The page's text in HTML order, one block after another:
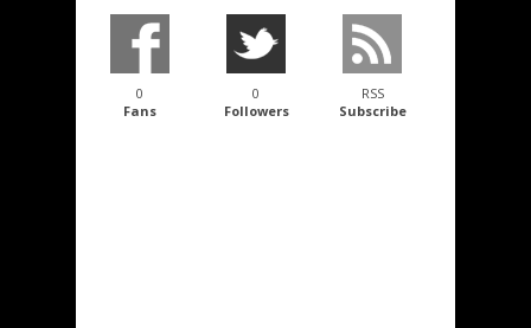
0
Fans
0
Followers
RSS
Subscribe